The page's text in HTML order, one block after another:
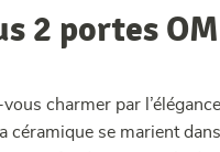
2 portes
vous charmer par
céramique se marient